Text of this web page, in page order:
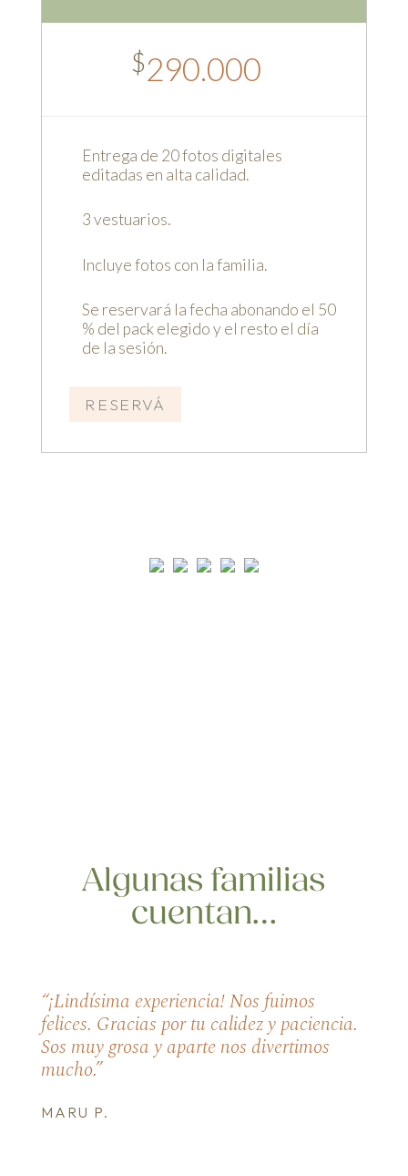
$290.000
Entrega de 20 fotos digitales
editadas en alta calidad.
3 vestuarios.
Incluye fotos con la familia.
Se reservará la fecha abonando el 50
% del pack elegido y el resto el día
de la sesión.
RESERVÁ
Algunas familias
cuentan…
“¡Lindísima experiencia! Nos fuimos
felices. Gracias por tu calidez y paciencia.
Sos muy grosa y aparte nos divertimos
mucho.”
MARU P.